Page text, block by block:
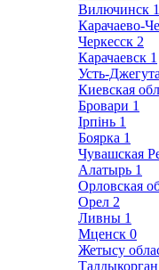
Вилючинск 1
Карачаево-
Черкесск 2
Карачаевск 1
Усть-Джегута
Киевская
Бровари 1
Ірпінь 1
Боярка 1
Чувашская
Алатырь 1
Орловская
Орел 2
Ливны 1
Мценск 0
Жетысу
Талдыкорган